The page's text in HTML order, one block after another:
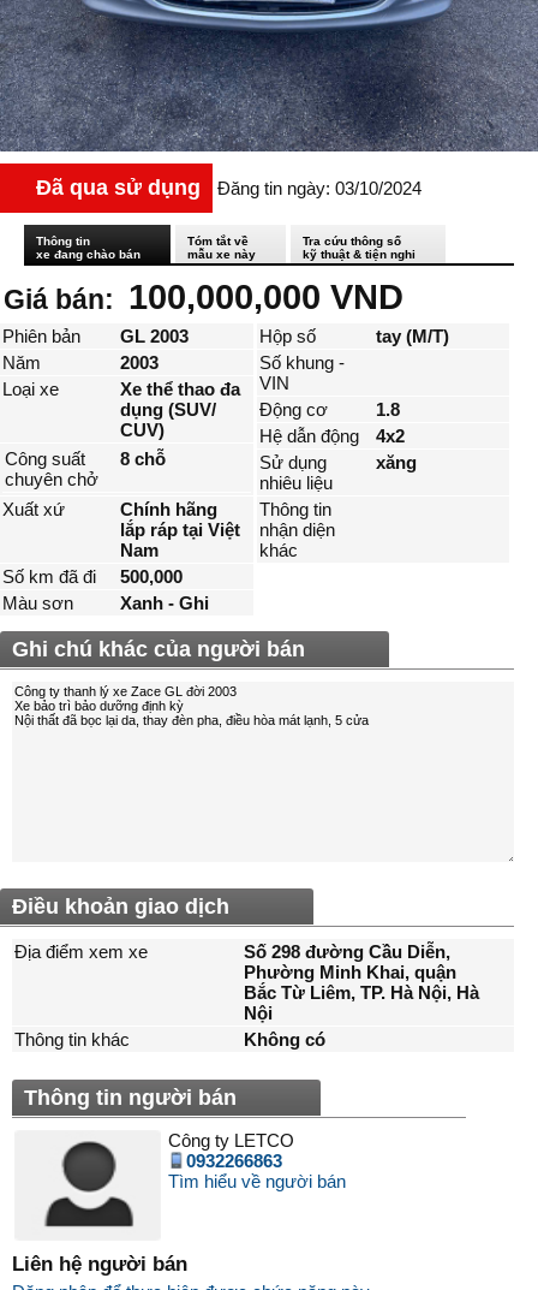
Đã qua sử dụng Đăng tin ngày: 03/10/2024
Thông tin
xe đang chào bán
Tóm tắt về
mẫu xe này
Tra cứu thông số
kỹ thuật & tiện nghi
Giá bán: 100,000,000 VND
Phiên bản
GL 2003
Năm
2003
Loại xe
Xe thể thao đa
dụng (SUV/
CUV)
Công suất
chuyên chở
8 chỗ
Xuất xứ
Chính hãng
lắp ráp tại Việt
Nam
Số km đã đi
500,000
Màu sơn
Xanh - Ghi
Hộp số
tay (M/T)
Số khung -
VIN
Động cơ
1.8
Hệ dẫn động
4x2
Sử dụng
nhiêu liệu
xăng
Thông tin
nhận diện
khác
Ghi chú khác của người bán
Điều khoản giao dịch
Địa điểm xem xe
Số 298 đường Cầu Diễn,
Phường Minh Khai, quận
Bắc Từ Liêm, TP. Hà Nội, Hà
Nội
Thông tin khác
Không có
Thông tin người bán
Công ty LETCO
0932266863
Tìm hiểu về người bán
Liên hệ người bán